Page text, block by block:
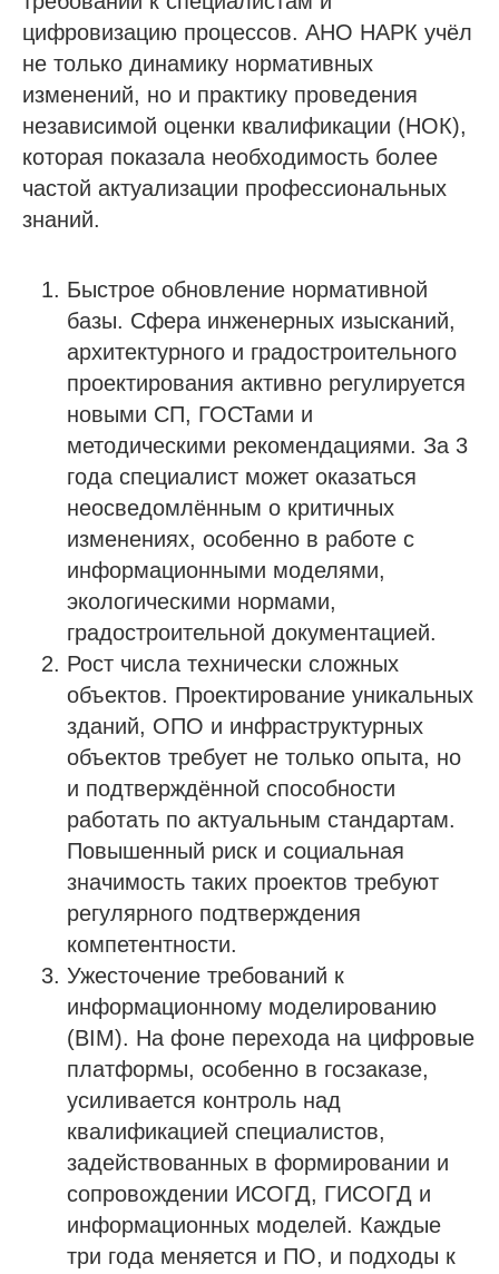
цифровизацию процессов. АНО НАРК учёл
не только динамику нормативных
изменений, но и практику проведения
независимой оценки квалификации (НОК),
которая показала необходимость более
частой актуализации профессиональных
знаний.
Быстрое обновление нормативной
базы. Сфера инженерных изысканий,
архитектурного и градостроительного
проектирования активно регулируется
новыми СП, ГОСТами и
методическими рекомендациями. За 3
года специалист может оказаться
неосведомлённым о критичных
изменениях, особенно в работе с
информационными моделями,
экологическими нормами,
градостроительной документацией.
Рост числа технически сложных
объектов. Проектирование уникальных
зданий, ОПО и инфраструктурных
объектов требует не только опыта, но
и подтверждённой способности
работать по актуальным стандартам.
Повышенный риск и социальная
значимость таких проектов требуют
регулярного подтверждения
компетентности.
Ужесточение требований к
информационному моделированию
(BIM). На фоне перехода на цифровые
платформы, особенно в госзаказе,
усиливается контроль над
квалификацией специалистов,
задействованных в формировании и
сопровождении ИСОГД, ГИСОГД и
информационных моделей. Каждые
три года меняется и ПО, и подходы к